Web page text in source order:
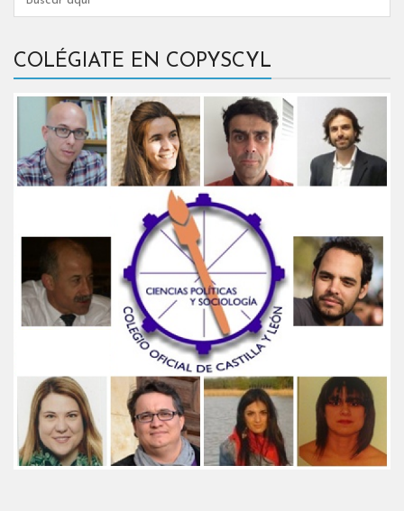
COLÉGIATE EN COPYSCYL